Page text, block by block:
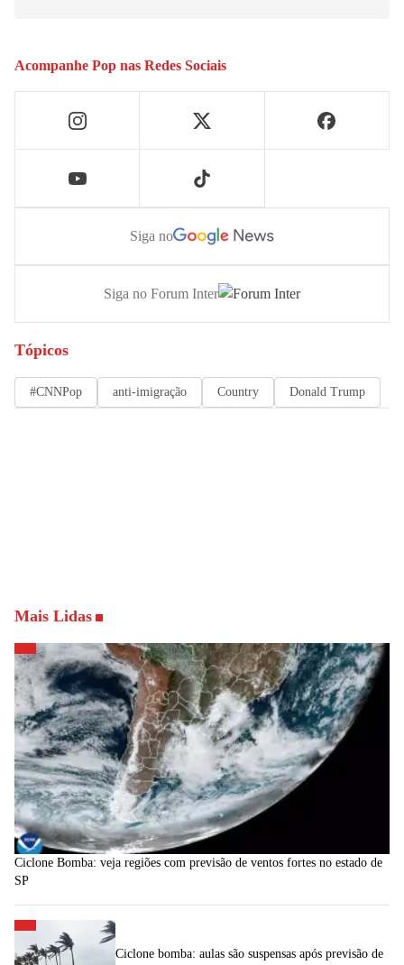
Acompanhe Pop nas Redes Sociais
Siga no
Siga no Forum Inter
Tópicos
#CNNPop anti-imigração Country Donald Trump
Mais Lidas
Ciclone Bomba: veja regiões com previsão de ventos fortes no estado de
SP
Ciclone bomba: aulas são suspensas após previsão de